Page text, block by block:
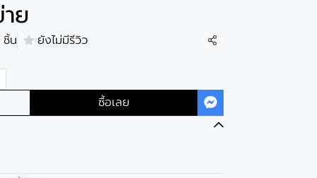
ย
น ยังไม่มีรีวิว
แชร์
ซื้อเลย